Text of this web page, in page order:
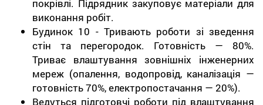
покрівлі. Підрядник закуповує матеріали для
виконання робіт.
Будинок 10 - Тривають роботи зі зведення
стін та перегородок. Готовність — 80%.
Триває влаштування зовнішніх інженерних
мереж (опалення, водопровід, каналізація —
готовність 70%, електропостачання — 20%).
Ведуться підготовчі роботи під влаштування